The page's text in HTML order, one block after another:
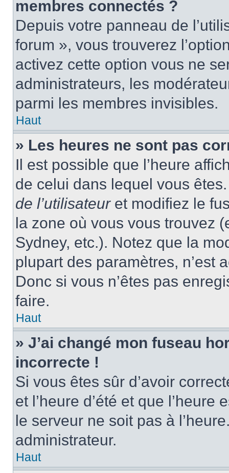
membres connectés ?
Depuis votre panneau de
forum », vous trouverez
activez cette option vous ne
administrateurs, les
parmi les membres invisibles.
Haut
» Les heures ne sont pas
Il est possible que l’heure
de celui dans lequel vous
de l’utilisateuret modifiez le
la zone où vous vous trouvez
Sydney, etc.). Notez que la
plupart des paramètres, n’est
Donc si vous n’êtes pas
faire.
Haut
» J’ai changé mon fuseau
incorrecte !
Si vous êtes sûr d’avoir
et l’heure d’été et que
le serveur ne soit pas à
administrateur.
Haut